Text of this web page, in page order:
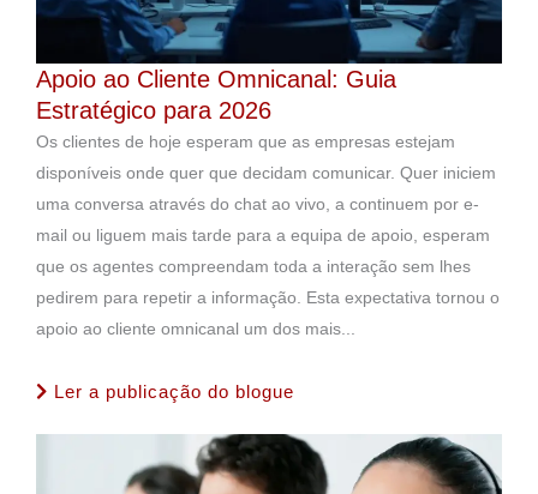
Apoio ao Cliente Omnicanal: Guia
Estratégico para 2026
Os clientes de hoje esperam que as empresas estejam
disponíveis onde quer que decidam comunicar. Quer iniciem
uma conversa através do chat ao vivo, a continuem por e-
mail ou liguem mais tarde para a equipa de apoio, esperam
que os agentes compreendam toda a interação sem lhes
pedirem para repetir a informação. Esta expectativa tornou o
apoio ao cliente omnicanal um dos mais...
Ler a publicação do blogue